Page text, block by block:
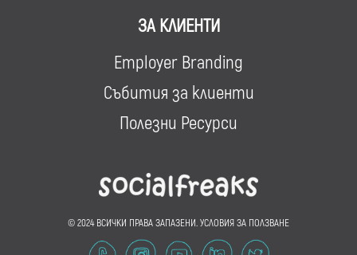
ЗА КЛИЕНТИ
Employer Branding
Събития за клиенти
Полезни Ресурси
© 2024 ВСИЧКИ ПРАВА ЗАПАЗЕНИ. УСЛОВИЯ ЗА ПОЛЗВАНЕ